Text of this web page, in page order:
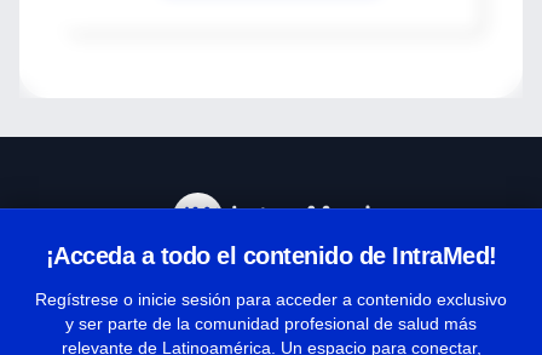
¡Acceda a todo el contenido de IntraMed!
Regístrese o inicie sesión para acceder a contenido exclusivo
y ser parte de la comunidad profesional de salud más
relevante de Latinoamérica. Un espacio para conectar,